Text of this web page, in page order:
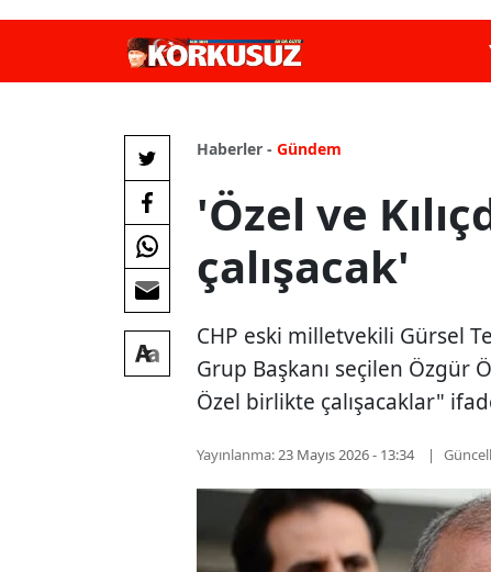
Haberler - Gündem
'Özel ve
çalışacak'
CHP eski milletvekili Gürsel
Grup Başkanı seçilen Özgür
Özel birlikte çalışacaklar"
Yayınlanma:23 Mayıs 2026 - 13:34